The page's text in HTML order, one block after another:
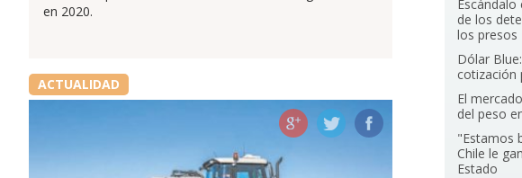
en 2020.
ACTUALIDAD
de los
los presos
Dólar
cotización
El
del peso
"Estamos
Chile le
Estado